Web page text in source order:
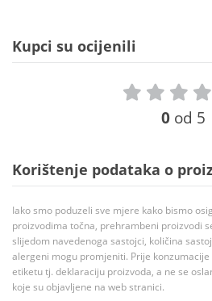
Kupci su ocijenili
0 od 5
Korištenje podataka o
Iako smo poduzeli sve mjere kako bismo
proizvodima točna, prehrambeni proizvodi
slijedom navedenoga sastojci, količina
alergeni mogu promjeniti. Prije
etiketu tj. deklaraciju proizvoda, a ne se
koje su objavljene na web stranici.